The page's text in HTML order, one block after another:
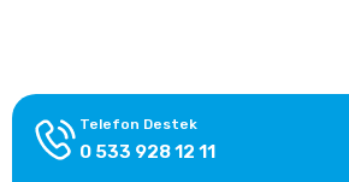
Telefon Destek
0 533 928 12 11